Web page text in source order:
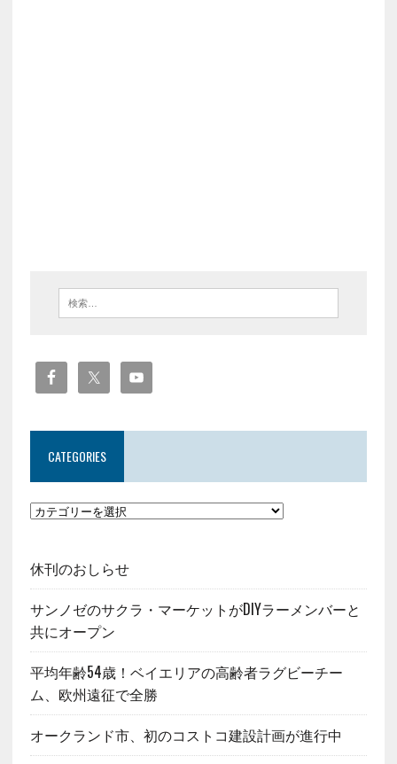
CATEGORIES
休刊のおしらせ
サンノゼのサクラ・マーケットがDIYラーメンバーと
共にオープン
平均年齢54歳！ベイエリアの高齢者ラグビーチー
ム、欧州遠征で全勝
オークランド市、初のコストコ建設計画が進行中